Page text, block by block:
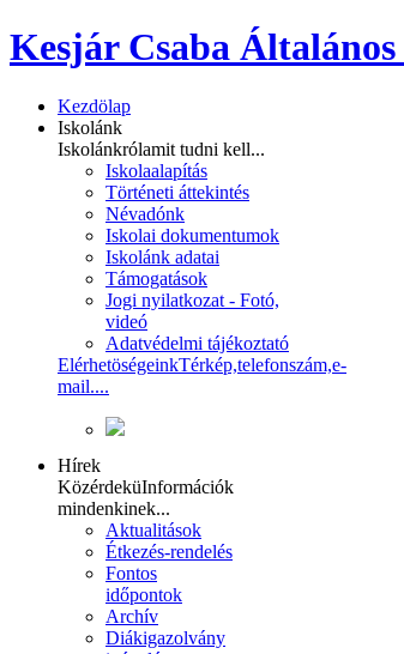
Kesjár Csaba
Kezdölap
Iskolánk
Iskolánkrólamit tudni kell...
Iskolaalapítás
Történeti áttekintés
Névadónk
Iskolai dokumentumok
Iskolánk adatai
Támogatások
Jogi nyilatkozat - Fotó,
videó
Adatvédelmi tájékoztató
ElérhetöségeinkTérkép,telefonszám,e-
mail....
Hírek
KözérdeküInformációk
mindenkinek...
Aktualitások
Étkezés-rendelés
Fontos
időpontok
Archív
Diákigazolvány